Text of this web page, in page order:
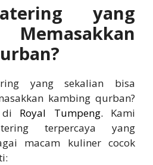
yang
yang sekalian bisa
kambing qurban?
Royal Tumpeng. Kami
terpercaya yang
macam kuliner cocok